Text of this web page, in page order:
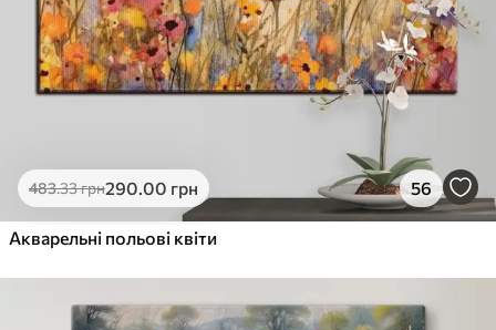
483.33грн290.00 грн 56
Акварельні польові квіти